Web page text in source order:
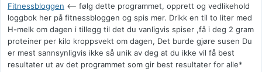
Fitnessbloggen <-- følg dette programmet, opprett og vedlikehold
loggbok her på fitnessbloggen og spis mer. Drikk en til to liter med
H-melk om dagen i tillegg til det du vanligvis spiser ,få i deg 2 gram
proteiner per kilo kroppsvekt om dagen, Det burde gjøre susen Du
er mest sannsynligvis ikke så unik av deg at du ikke vil få best
resultater ut av det programmet som gir best resultater for alle*